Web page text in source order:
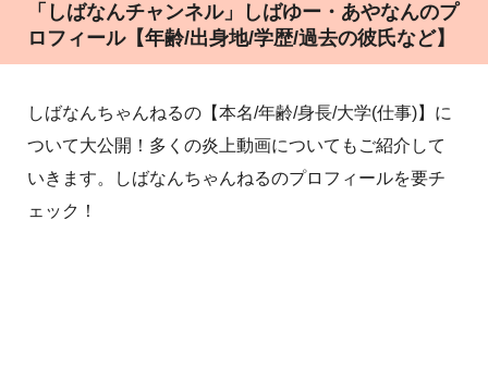
「しばなんチャンネル」しばゆー・あやなんのプ
ロフィール【年齢/出身地/学歴/過去の彼氏など】
しばなんちゃんねるの【本名/年齢/身長/大学(仕事)】に
ついて大公開！多くの炎上動画についてもご紹介して
いきます。しばなんちゃんねるのプロフィールを要チ
ェック！